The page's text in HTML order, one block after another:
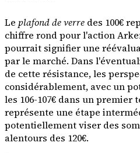
Le plafond de verre des 100€
chiffre rond pour l'action
pourrait signifier une
par le marché. Dans
de cette résistance, les
considérablement, avec un
les 106-107€ dans un premier
représente une étape
potentiellement viser des
alentours des 120€.